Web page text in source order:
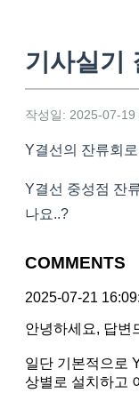
기사실기
작성일: 2025-07-19
Y결선의 잔류회
Y결선 중성점 잔
나요..?
COMMENTS
2025-07-21
안녕하세요, 답변
일단 기본적으로
상별로 설치하고